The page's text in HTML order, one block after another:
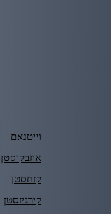
וייטנאם
אוזבקיסטן
קזחסטן
קירגיזסטן